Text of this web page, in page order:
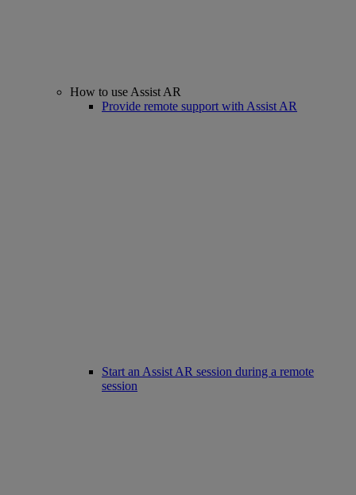
How to use Assist AR
Provide remote support with Assist AR
Start an Assist AR session during a remote
session